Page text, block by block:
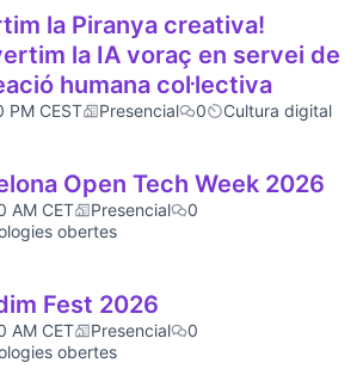
la Piranya creativa!
la IA voraç en servei de
humana col·lectiva
PM CEST Presencial 0 Cultura digital
Open Tech Week 2026
AM CET Presencial
0
obertes
Fest 2026
AM CET Presencial
0
obertes